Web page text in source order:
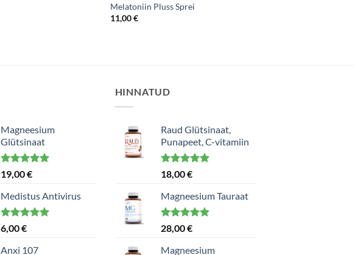
Melatoniin Pluss Sprei
11,00€
Magneesium
Glütsinaat
Hinnanguga
5.00
19,00€
Medistus Antivirus
Hinnanguga
5.00
6,00€
Anxi 107
HINNATUD
Raud Glütsinaat,
Punapeet, C-vitamiin
Hinnanguga
5.00
18,00€
Magneesium Tauraat
Hinnanguga
5.00
28,00€
Magneesium